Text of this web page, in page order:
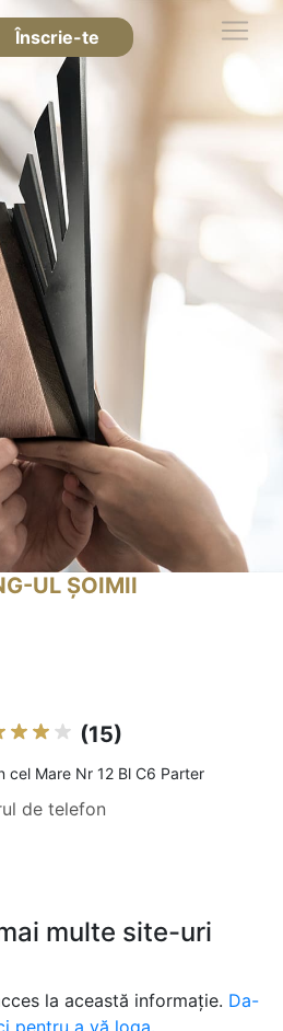
Înscrie-te
UL ȘOIMII
(15)
cel Mare Nr 12 Bl C6 Parter
de telefon
multe site-uri
la această informație. Da-